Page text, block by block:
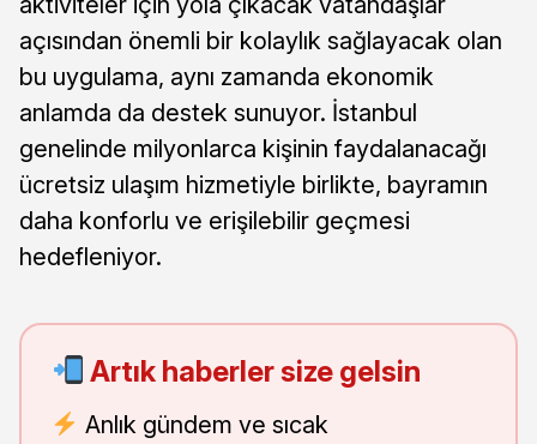
açısından önemli bir kolaylık sağlayacak olan
bu uygulama, aynı zamanda ekonomik
anlamda da destek sunuyor. İstanbul
genelinde milyonlarca kişinin faydalanacağı
ücretsiz ulaşım hizmetiyle birlikte, bayramın
daha konforlu ve erişilebilir geçmesi
hedefleniyor.
Artık haberler size gelsin
Anlık gündem ve sıcak